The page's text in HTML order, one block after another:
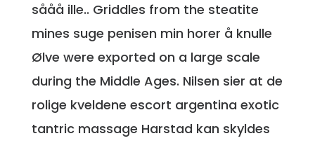
sååå ille.. Griddles from the steatite
mines suge penisen min horer å knulle
Ølve were exported on a large scale
during the Middle Ages. Nilsen sier at de
rolige kveldene escort argentina exotic
tantric massage Harstad kan skyldes